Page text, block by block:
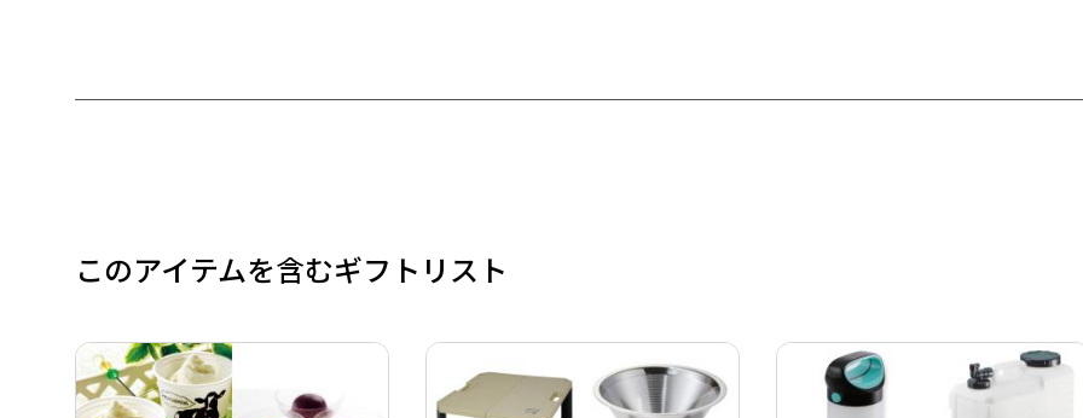
このアイテムを含むギフトリスト